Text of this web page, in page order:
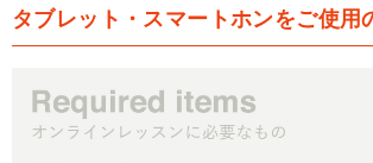
タブレット・スマートホンをご使用